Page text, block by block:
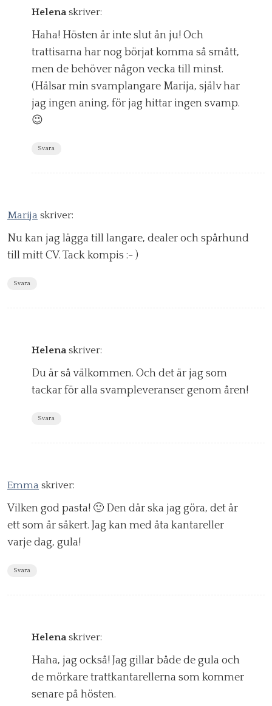
Helena skriver:
Haha! Hösten är inte slut än ju! Och
trattisarna har nog börjat komma så smått,
men de behöver någon vecka till minst.
(Hälsar min svamplangare Marija, själv har
jag ingen aning, för jag hittar ingen svamp.
😉
Svara
Marija skriver:
Nu kan jag lägga till langare, dealer och spårhund
till mitt CV. Tack kompis :- )
Svara
Helena skriver:
Du är så välkommen. Och det är jag som
tackar för alla svampleveranser genom åren!
Svara
Emma skriver:
Vilken god pasta! 🙂 Den där ska jag göra, det är
ett som är säkert. Jag kan med äta kantareller
varje dag, gula!
Svara
Helena skriver:
Haha, jag också! Jag gillar både de gula och
de mörkare trattkantarellerna som kommer
senare på hösten.